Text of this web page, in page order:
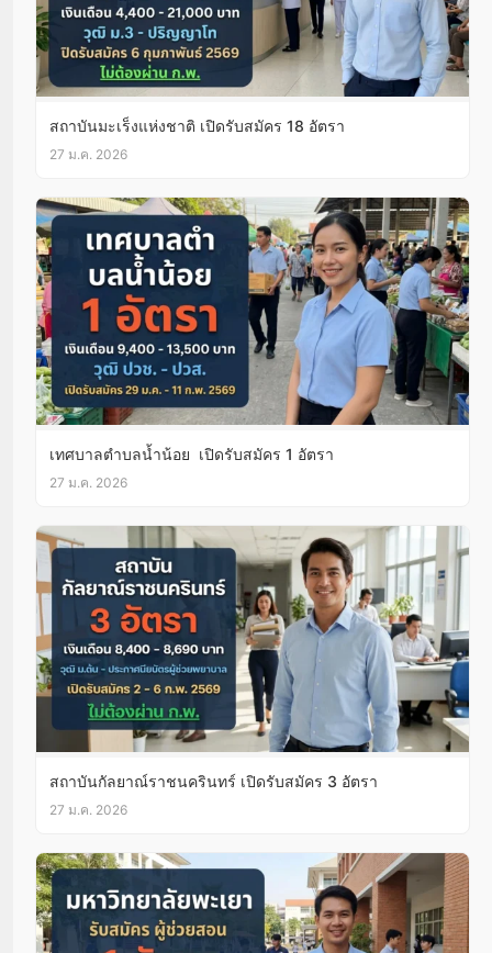
สถาบันมะเร็งแห่งชาติ เปิดรับสมัคร 18 อัตรา
27 ม.ค. 2026
เทศบาลตําบลน้ำน้อย เปิดรับสมัคร 1 อัตรา
27 ม.ค. 2026
สถาบันกัลยาณ์ราชนครินทร์ เปิดรับสมัคร 3 อัตรา
27 ม.ค. 2026